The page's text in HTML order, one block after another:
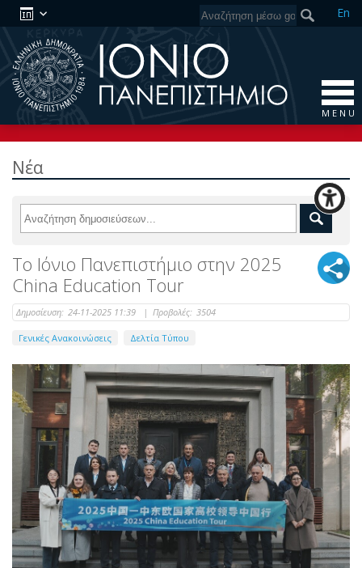
En
M E N U
Νέα
Το Ιόνιο Πανεπιστήμιο στην 2025
China Education Tour
Δημοσίευση: 24-11-2025 11:39 | Προβολές: 3504
Γενικές Ανακοινώσεις Δελτία Τύπου